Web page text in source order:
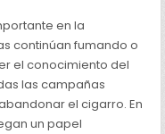
en la
continúan fumando o
el conocimiento del
las campañas
el cigarro. En
un papel